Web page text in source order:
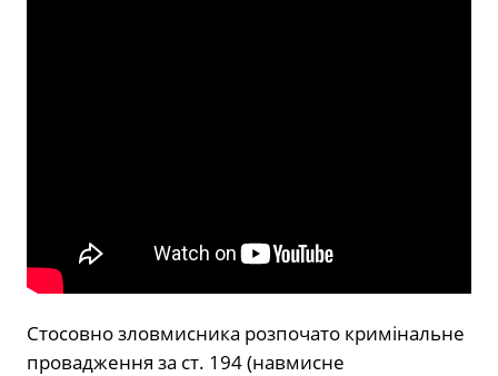
Стосовно зловмисника розпочато кримінальне
провадження за ст. 194 (навмисне